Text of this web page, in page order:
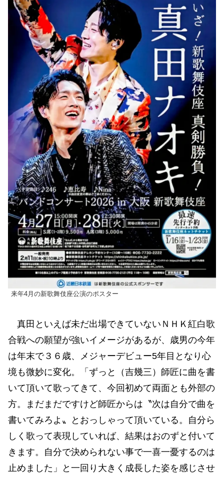
来年4月の新歌舞伎座公演のポスター
真田といえば未だ出場できていないＮＨＫ紅白歌
合戦への願望が強いイメージがあるが、歳男の今年
は年末で３６歳、メジャーデビュー5年目となり心
境も微妙に変化。「ずっと（吉幾三）師匠に曲を書
いて頂いて歌ってきて、今回初めて両面とも外部の
方。まだまだですけど師匠からは〝次は自分で曲を
書いてみろよ〟とおっしゃって頂いている。自分ら
しく歌って表現していれば、結果はおのずと付いて
きます。自分で決められない事で一喜一憂するのは
止めました」と一回り大きく成長した姿を感じさせ